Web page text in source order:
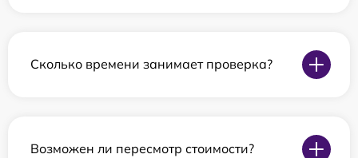
Сколько времени занимает проверка?
Возможен ли пересмотр стоимости?